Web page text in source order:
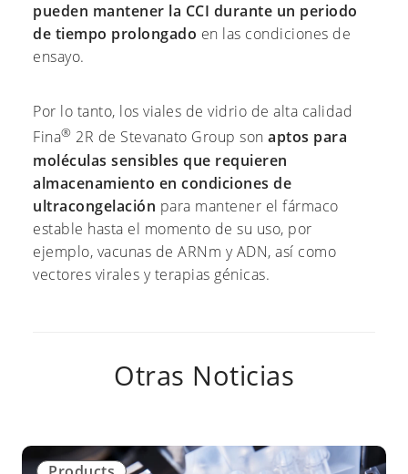
pueden mantener la CCI durante un periodo
de tiempo prolongado en las condiciones de
ensayo.
Por lo tanto, los viales de vidrio de alta calidad
Fina® 2R de Stevanato Group son aptos para
moléculas sensibles que requieren
almacenamiento en condiciones de
ultracongelación para mantener el fármaco
estable hasta el momento de su uso, por
ejemplo, vacunas de ARNm y ADN, así como
vectores virales y terapias génicas.
Otras Noticias